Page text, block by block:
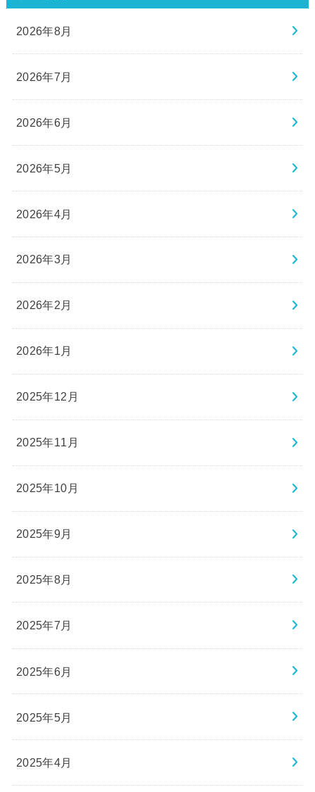
2026年8月
2026年7月
2026年6月
2026年5月
2026年4月
2026年3月
2026年2月
2026年1月
2025年12月
2025年11月
2025年10月
2025年9月
2025年8月
2025年7月
2025年6月
2025年5月
2025年4月